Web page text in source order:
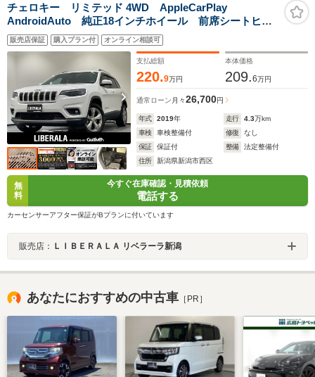
チェロキー リミテッド 4WD AppleCarPlay
AndroidAuto 純正18インチホイール 前席シートヒー
ターベンチレーション 自動防眩式ルームミラー LED
ヘッドライト LED クリアランスランプ オートヘッ
ドライト
販売店保証 購入プラン付 オンライン相談可
支払総額
220.9万円
本体価格
209.6万円
通常ローン 月々26,700円
年式 2019年 走行 4.3万km
車検
車検整備付 修復
なし
保証
保証付 整備
法定整備付
住所
新潟県新潟市西区
無
料
今すぐ在庫確認・見積依頼
電話する
カーセンサーアフター保証がBプランに付いています
販売店： ＬＩＢＥＲＡＬＡ リベラーラ新潟
あなたにおすすめの中古車 ［PR］